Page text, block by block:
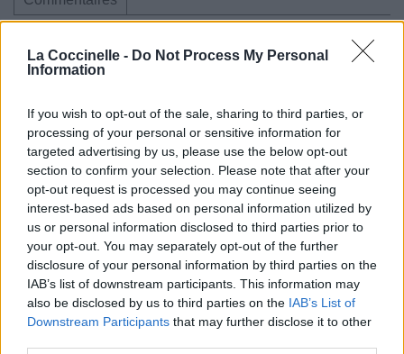
La Coccinelle - Do Not Process My Personal
Information
If you wish to opt-out of the sale, sharing to third parties, or
processing of your personal or sensitive information for
targeted advertising by us, please use the below opt-out
section to confirm your selection. Please note that after your
opt-out request is processed you may continue seeing
interest-based ads based on personal information utilized by
us or personal information disclosed to third parties prior to
your opt-out. You may separately opt-out of the further
disclosure of your personal information by third parties on the
IAB’s list of downstream participants. This information may
also be disclosed by us to third parties on the IAB’s List of
Downstream Participants that may further disclose it to other
Vous aimez chanter, apprenez la guitare chez
Télécharger légalement les MP3 sur
Télécharger légalement les MP3 ou trouver le CD sur
Trouver des vinyles et des CD sur
Trouver un instrument de musique ou une partition au
meilleur prix sur
Paroles + Traduction Téléchargement
Vidéos